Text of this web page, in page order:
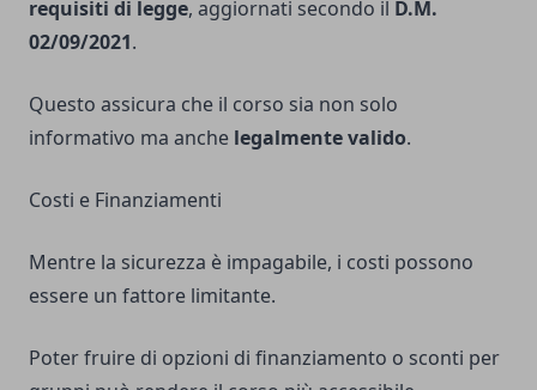
requisiti di legge, aggiornati secondo il D.M.
02/09/2021.
Questo assicura che il corso sia non solo
informativo ma anche legalmente valido.
Costi e Finanziamenti
Mentre la sicurezza è impagabile, i costi possono
essere un fattore limitante.
Poter fruire di opzioni di finanziamento o sconti per